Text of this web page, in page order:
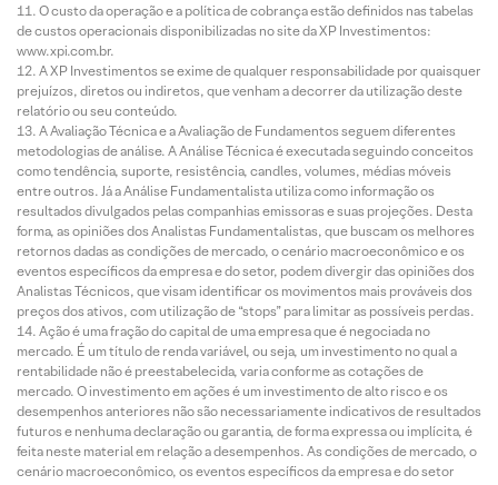
O custo da operação e a política de cobrança estão definidos nas tabelas
de custos operacionais disponibilizadas no site da XP Investimentos:
www.xpi.com.br.
A XP Investimentos se exime de qualquer responsabilidade por quaisquer
prejuízos, diretos ou indiretos, que venham a decorrer da utilização deste
relatório ou seu conteúdo.
A Avaliação Técnica e a Avaliação de Fundamentos seguem diferentes
metodologias de análise. A Análise Técnica é executada seguindo conceitos
como tendência, suporte, resistência, candles, volumes, médias móveis
entre outros. Já a Análise Fundamentalista utiliza como informação os
resultados divulgados pelas companhias emissoras e suas projeções. Desta
forma, as opiniões dos Analistas Fundamentalistas, que buscam os melhores
retornos dadas as condições de mercado, o cenário macroeconômico e os
eventos específicos da empresa e do setor, podem divergir das opiniões dos
Analistas Técnicos, que visam identificar os movimentos mais prováveis dos
preços dos ativos, com utilização de “stops” para limitar as possíveis perdas.
Ação é uma fração do capital de uma empresa que é negociada no
mercado. É um título de renda variável, ou seja, um investimento no qual a
rentabilidade não é preestabelecida, varia conforme as cotações de
mercado. O investimento em ações é um investimento de alto risco e os
desempenhos anteriores não são necessariamente indicativos de resultados
futuros e nenhuma declaração ou garantia, de forma expressa ou implícita, é
feita neste material em relação a desempenhos. As condições de mercado, o
cenário macroeconômico, os eventos específicos da empresa e do setor